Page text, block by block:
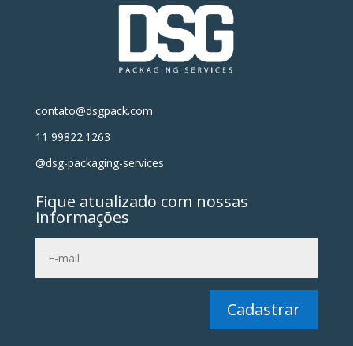
contato@dsgpack.com
11 99822.1263
@dsg-packaging-services
Fique atualizado com nossas
informações
Cadastrar